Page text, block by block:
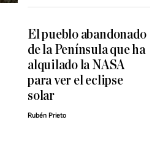
El pueblo abandonado
de la Península que ha
alquilado la NASA
para ver el eclipse
solar
Rubén Prieto